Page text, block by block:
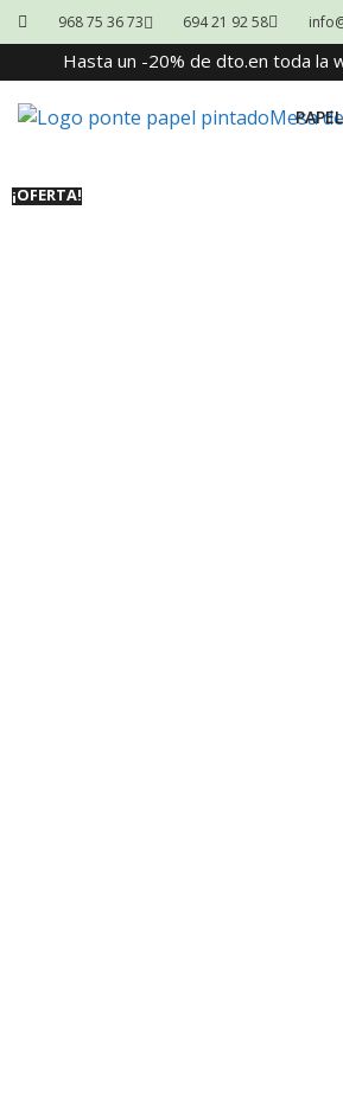
968 75 36 73 694 21 92 58
Hasta un -20% de dto.en toda la
¡OFERTA!